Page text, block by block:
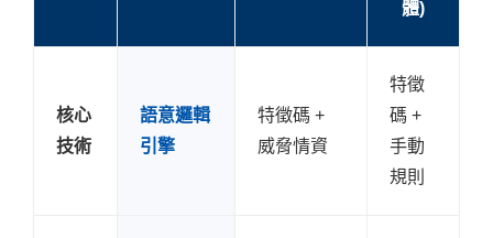
體)
核心
技術
語意邏輯
引擎
特徵碼 +
威脅情資
特徵
碼 +
手動
規則